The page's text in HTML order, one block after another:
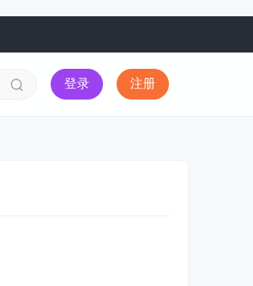
登录 注册